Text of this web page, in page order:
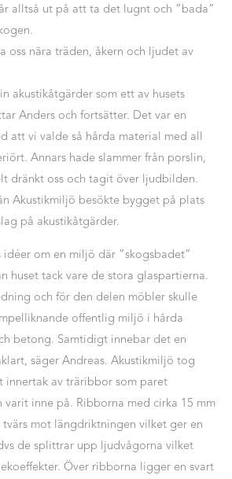
alltså ut på att ta det lugnt och ”bada”
oss nära träden, åkern och ljudet av
akustikåtgärder som ett av husets
Anders och fortsätter. Det var en
att vi valde så hårda material med all
Annars hade slammer från porslin,
dränkt oss och tagit över ljudbilden.
Akustikmiljö besökte bygget på plats
på akustikåtgärder.
idéer om en miljö där ”skogsbadet”
huset tack vare de stora glaspartierna.
och för den delen möbler skulle
offentlig miljö i hårda
betong. Samtidigt innebar det en
säger Andreas. Akustikmiljö tog
innertak av träribbor som paret
varit inne på. Ribborna med cirka 15 mm
mot längdriktningen vilket ger en
de splittrar upp ljudvågorna vilket
Över ribborna ligger en svart